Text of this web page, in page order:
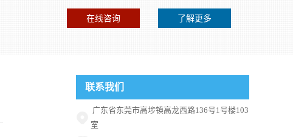
了解更多
在线咨询
联系我们
广东省东莞市高埗镇高龙西路136号1号楼103
室